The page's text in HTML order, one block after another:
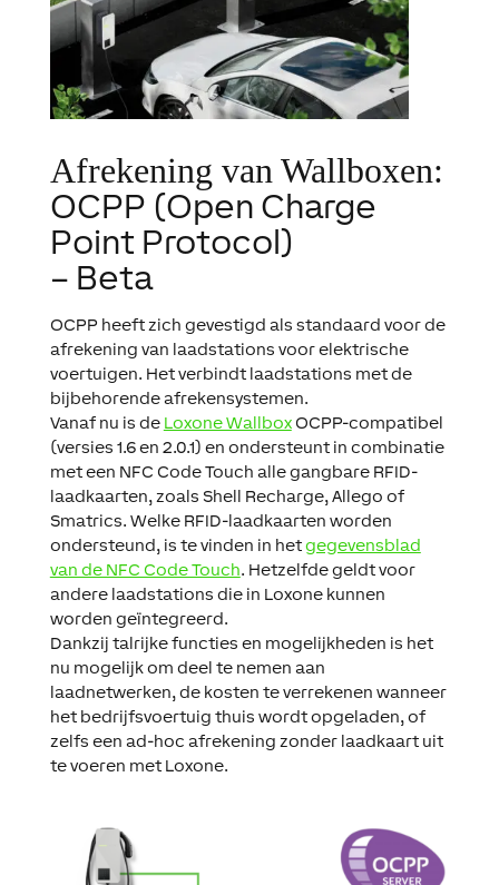
Afrekening van Wallboxen:
OCPP (Open Charge
Point Protocol)
– Beta
OCPP heeft zich gevestigd als standaard voor de
afrekening van laadstations voor elektrische
voertuigen. Het verbindt laadstations met de
bijbehorende afrekensystemen.
Vanaf nu is de Loxone WallboxOCPP-compatibel
(versies 1.6 en 2.0.1) en ondersteunt in combinatie
met een NFC Code Touch alle gangbare RFID-
laadkaarten, zoals Shell Recharge, Allego of
Smatrics. Welke RFID-laadkaarten worden
ondersteund, is te vinden in hetgegevensblad
van de NFC Code Touch. Hetzelfde geldt voor
andere laadstations die in Loxone kunnen
worden geïntegreerd.
Dankzij talrijke functies en mogelijkheden is het
nu mogelijk om deel te nemen aan
laadnetwerken, de kosten te verrekenen wanneer
het bedrijfsvoertuig thuis wordt opgeladen, of
zelfs een ad-hoc afrekening zonder laadkaart uit
te voeren met Loxone.